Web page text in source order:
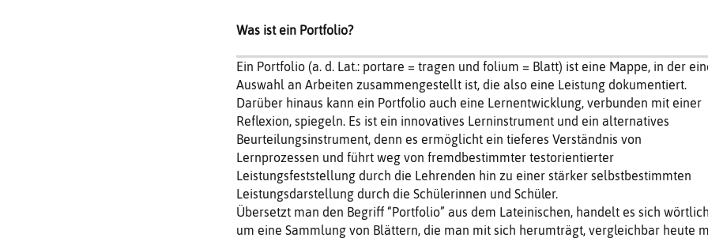
Was ist ein Portfolio?
Ein Portfolio (a. d. Lat.: portare = tragen und folium = Blatt) ist eine Mappe, in der
Auswahl an Arbeiten zusammengestellt ist, die also eine Leistung dokumentiert.
Darüber hinaus kann ein Portfolio auch eine Lernentwicklung, verbunden mit einer
Reflexion, spiegeln. Es ist ein innovatives Lerninstrument und ein alternatives
Beurteilungsinstrument, denn es ermöglicht ein tieferes Verständnis von
Lernprozessen und führt weg von fremdbestimmter testorientierter
Leistungsfeststellung durch die Lehrenden hin zu einer stärker selbstbestimmten
Leistungsdarstellung durch die Schülerinnen und Schüler.
Übersetzt man den Begriff “Portfolio” aus dem Lateinischen, handelt es sich wörtlich
um eine Sammlung von Blättern, die man mit sich herumträgt, vergleichbar heute